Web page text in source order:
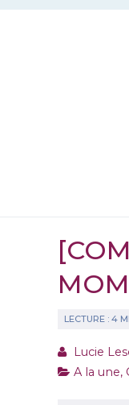
Aller
Lucie
A la une,